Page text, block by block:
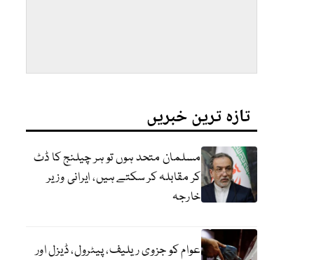
تازہ ترین خبریں
مسلمان متحد ہوں تو ہر چیلنج کا ڈٹ
کر مقابلہ کر سکتے ہیں، ایرانی وزیر
خارجہ
عوام کو جزوی ریلیف، پیٹرول، ڈیزل اور